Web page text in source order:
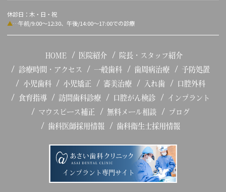
休診日：木・日・祝
▲…午前/9:00～12:30、午後/14:00～17:00での診療
HOME 医院紹介
院長・スタッフ紹介
診療時間・アクセス
一般歯科 歯周病治療
予防処置
小児歯科
小児矯正 審美治療 入れ歯
口腔外科
食育指導
訪問歯科診療 口腔がん検診
インプラント
マウスピース補正
無料メール相談
ブログ
歯科医師採用情報
歯科衛生士採用情報
インプラント専門サイト